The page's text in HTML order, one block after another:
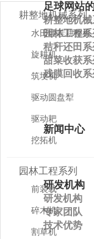
足球网站
耕整地机械
园林工程系
秸秆还田系
甜菜收获系
残膜回收系
新闻中心
研发机构
研发机构
专家团队
技术优势
耕整地机械系列
水田埋茬耕整机
旋耕机
筑埂机
驱动圆盘犁
驱动耙
挖拓机
园林工程系列
前装载
碎木机
割草机